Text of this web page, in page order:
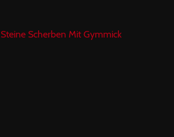
Scherben Mit Gymmick